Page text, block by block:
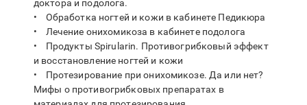
доктора и подолога.
• Обработка ногтей и кожи в кабинете Педикюра
• Лечение онихомикоза в кабинете подолога
• Продукты Spirularin. Противогрибковый эффект
и восстановление ногтей и кожи
• Протезирование при онихомикозе. Да или нет?
Мифы о противогрибковых препаратах в